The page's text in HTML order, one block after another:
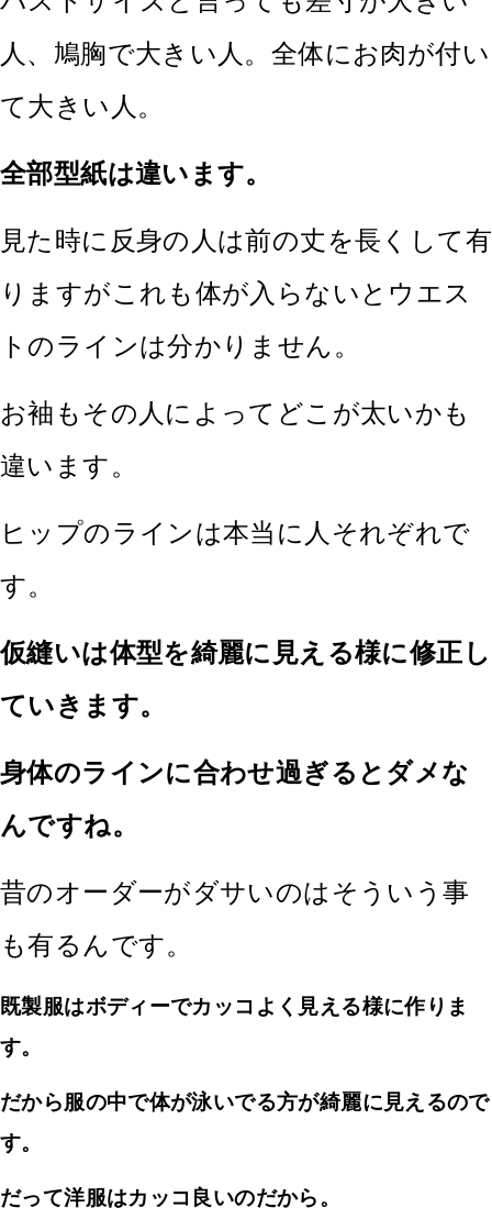
人、鳩胸で大きい人。全体にお肉が付い
て大きい人。
全部型紙は違います。
見た時に反身の人は前の丈を長くして有
りますがこれも体が入らないとウエス
トのラインは分かりません。
お袖もその人によってどこが太いかも
違います。
ヒップのラインは本当に人それぞれで
す。
仮縫いは体型を綺麗に見える様に修正し
ていきます。
身体のラインに合わせ過ぎるとダメな
んですね。
昔のオーダーがダサいのはそういう事
も有るんです。
既製服はボディーでカッコよく見える様に作りま
す。
だから服の中で体が泳いでる方が綺麗に見えるので
す。
だって洋服はカッコ良いのだから。